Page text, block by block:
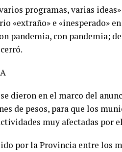
programas, varias
«extraño» e «inesperado»
pandemia, con pandemia;
dieron en el marco del
de pesos, para que los
muy afectadas por
por la Provincia entre los